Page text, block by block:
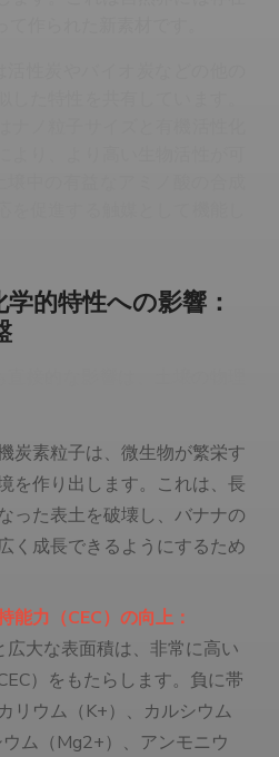
的特性への影響：
炭素粒子は、微生物が繁栄す
を作り出します。これは、長
った表土を破壊し、バナナの
く成長できるようにするため
能力（CEC）の向上：
大な表面積は、非常に高い
）をもたらします。負に帯
リウム（K+）、カルシウム
ウム（Mg2+）、アンモニウ